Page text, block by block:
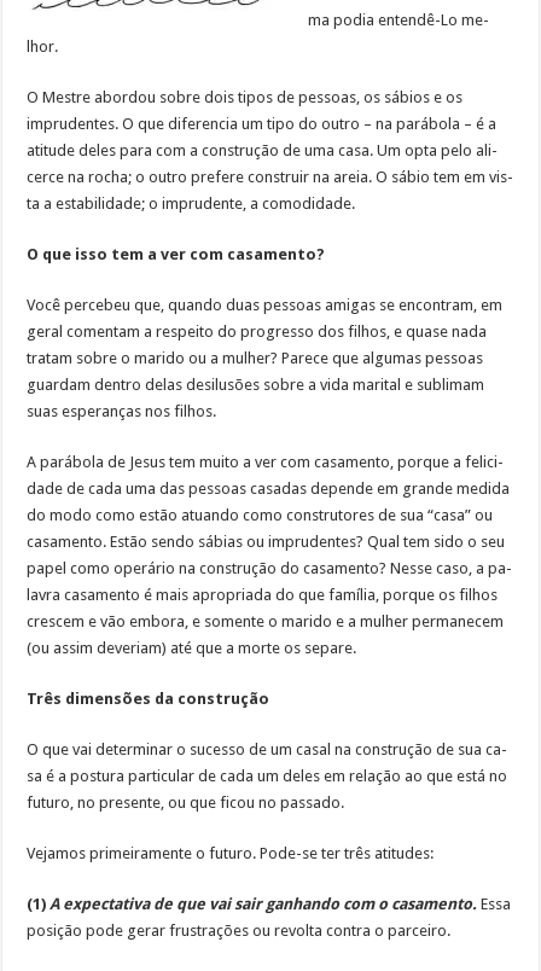
ma po­dia enten­dê-Lo me­
lhor.
O Mes­tre abor­dou so­bre dois ti­pos de pessoas, os sábios e os
imprudentes. O que di­fe­ren­cia um ti­po do ou­tro – na pa­rá­bo­la – é a
ati­tu­de de­les pa­ra com a cons­tru­ção de uma ca­sa. Um op­ta pe­lo ali­
cer­ce na ro­cha; o ou­tro pre­fe­re cons­truir na areia. O sá­bio tem em vis­
ta a es­ta­bi­li­da­de; o im­pru­den­te, a co­mo­di­da­de.
O que is­so tem a ver com ca­sa­men­to?
Vo­cê per­ce­beu que, quan­do duas pes­soas ami­gas se en­con­tram, em
ge­ral co­men­tam a res­pei­to do progres­so dos fi­lhos, e qua­se na­da
tra­tam so­bre o ma­ri­do ou a mu­lher? Pa­re­ce que al­gu­mas pes­soas
guardam den­tro de­las de­si­lu­sões so­bre a vi­da ma­ri­tal e su­bli­mam
suas es­pe­ran­ças nos fi­lhos.
A pa­rá­bo­la de Je­sus tem mui­to a ver com ca­sa­men­to, por­que a fe­li­ci­
da­de de ca­da uma das pes­soas casa­das de­pen­de em gran­de me­di­da
do mo­do co­mo es­tão atuan­do co­mo cons­tru­to­res de sua “ca­sa” ou
casa­men­to. Es­tão sen­do sá­bias ou im­pru­den­tes? Qual tem si­do o seu
pa­pel co­mo ope­rá­rio na cons­tru­ção do ca­sa­men­to? Nes­se ca­so, a pa­
la­vra ca­sa­men­to é mais apro­pria­da do que fa­mí­lia, por­que os fi­lhos
cres­cem e vão em­bo­ra, e so­men­te o ma­ri­do e a mu­lher per­ma­ne­cem
(ou as­sim de­ve­riam) até que a mor­te os se­pa­re.
Três di­men­sões da cons­tru­ção
O que vai de­ter­mi­nar o su­ces­so de um ca­sal na cons­tru­ção de sua ca­
sa é a pos­tu­ra par­ti­cu­lar de ca­da um de­les em re­la­ção ao que es­tá no
fu­tu­ro, no pre­sen­te, ou que fi­cou no pas­sa­do.
Ve­ja­mos pri­mei­ra­men­te o fu­tu­ro. Po­de-se ter três ati­tu­des:
(1) A ex­pec­ta­ti­va de que vai sair ga­nhan­do com o ca­sa­men­to. Es­sa
po­si­ção po­de ge­rar frus­tra­ções ou re­vol­ta con­tra o par­cei­ro.